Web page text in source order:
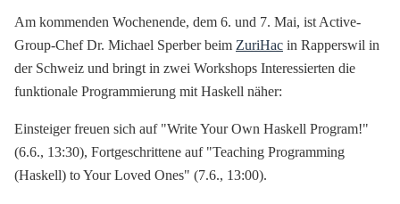
Am kommenden Wochenende, dem 6. und 7. Mai, ist Active-
Group-Chef Dr. Michael Sperber beim ZuriHac in Rapperswil in
der Schweiz und bringt in zwei Workshops Interessierten die
funktionale Programmierung mit Haskell näher:
Einsteiger freuen sich auf "Write Your Own Haskell Program!"
(6.6., 13:30), Fortgeschrittene auf "Teaching Programming
(Haskell) to Your Loved Ones" (7.6., 13:00).